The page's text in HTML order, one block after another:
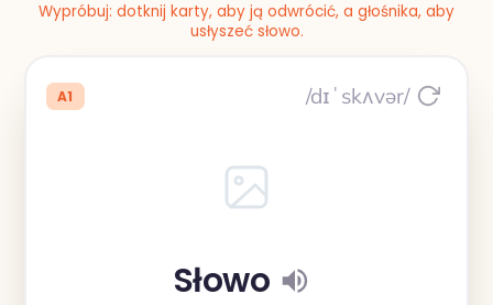
Wypróbuj: dotknij karty, aby ją odwrócić, a głośnika, aby
usłyszeć słowo.
A1 /dɪˈskʌvər/
Słowo